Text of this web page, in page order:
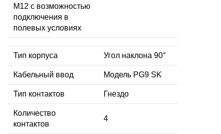
M12 с возможностью
подключения в
полевых условиях
Тип корпуса Угол наклона 90°
Кабельный ввод Модель PG9 SK
Тип контактов Гнездо
Количество
контактов
4